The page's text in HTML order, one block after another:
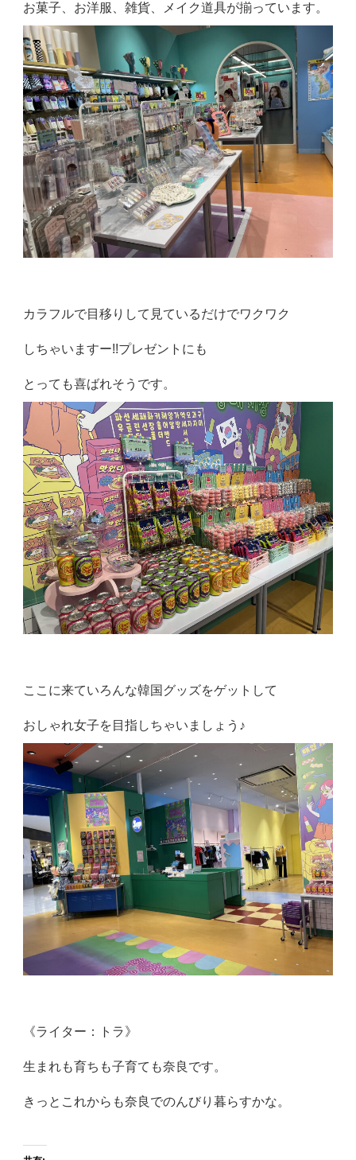
お菓子、お洋服、雑貨、メイク道具が揃っています。
カラフルで目移りして見ているだけでワクワク
しちゃいますー!!プレゼントにも
とっても喜ばれそうです。
ここに来ていろんな韓国グッズをゲットして
おしゃれ女子を目指しちゃいましょう♪
《ライター：トラ》
生まれも育ちも子育ても奈良です。
きっとこれからも奈良でのんびり暮らすかな。